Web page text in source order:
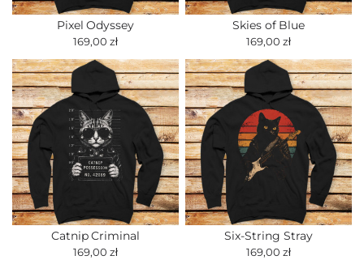
Pixel Odyssey
169,00 zł
Skies of Blue
169,00 zł
Catnip Criminal
169,00 zł
Six-String Stray
169,00 zł